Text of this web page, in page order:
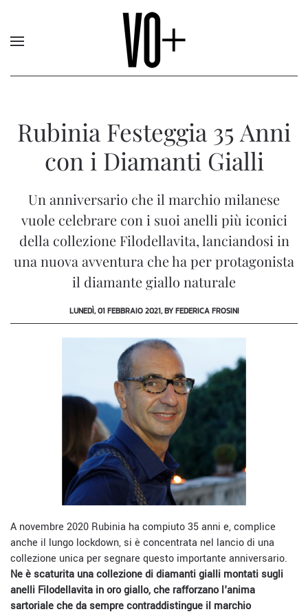
Rubinia Festeggia 35 Anni
con i Diamanti Gialli
Un anniversario che il marchio milanese
vuole celebrare con i suoi anelli più iconici
della collezione Filodellavita, lanciandosi in
una nuova avventura che ha per protagonista
il diamante giallo naturale
LUNEDÌ, 01 FEBBRAIO 2021, BY FEDERICA FROSINI
A novembre 2020 Rubinia ha compiuto 35 anni e, complice
anche il lungo lockdown, si è concentrata nel lancio di una
collezione unica per segnare questo importante anniversario.
Ne è scaturita una collezione di diamanti gialli montati sugli
anelli Filodellavita in oro giallo, che rafforzano l'anima
sartoriale che da sempre contraddistingue il marchio